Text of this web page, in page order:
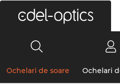
Ochelari de soare Ochelari